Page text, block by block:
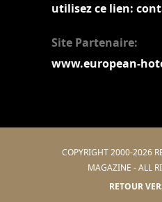
utilisez ce lien:
Site Partenaire:
www.european-
COPYRIGHT 2000-2026
MAGAZINE - ALL
RETOUR